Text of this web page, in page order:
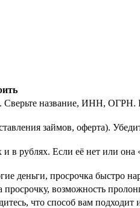
Сверьте название, ИНН,
займов, оферта).
рублях. Если её нет или она
деньги, просрочка быстро
возможность
что способ вам подходит